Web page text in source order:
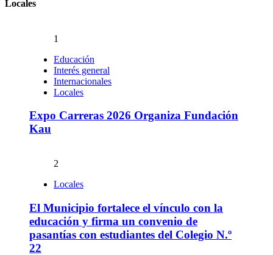
Locales
1
Educación
Interés general
Internacionales
Locales
Expo Carreras 2026 Organiza Fundación
Kau
2
Locales
El Municipio fortalece el vínculo con la
educación y firma un convenio de
pasantías con estudiantes del Colegio N.º
22